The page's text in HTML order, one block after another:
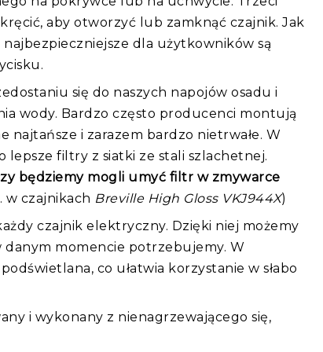
aby otworzyć lub zamknąć czajnik. Jak
dla użytkowników są
się do naszych napojów osadu i
wody. Bardzo często producenci montują
najtańsze i zarazem bardzo nietrwałe. W
lepsze filtry z siatki ze stali szlachetnej.
będziemy mogli umyć filtr w zmywarce
w czajnikach Breville High Gloss VKJ944X)
czajnik elektryczny. Dzięki niej możemy
danym momencie potrzebujemy. W
co ułatwia korzystanie w słabo
i wykonany z nienagrzewającego się,